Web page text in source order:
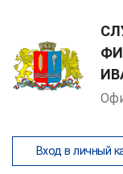
Вход в личный